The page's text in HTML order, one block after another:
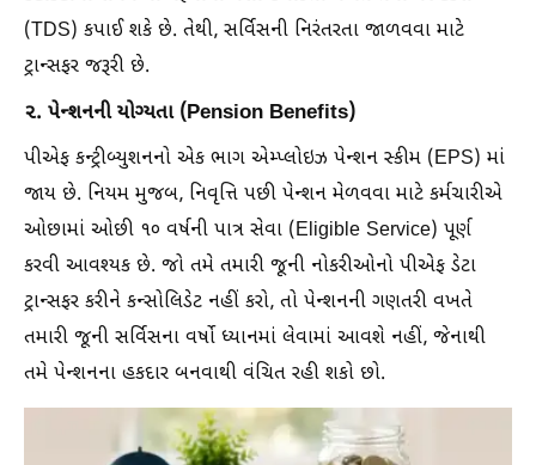
(TDS) કપાઈ શકે છે. તેથી, સર્વિસની નિરંતરતા જાળવવા માટે
ટ્રાન્સફર જરૂરી છે.
૨. પેન્શનની યોગ્યતા (Pension Benefits)
પીએફ કન્ટ્રીબ્યુશનનો એક ભાગ એમ્પ્લોઇઝ પેન્શન સ્કીમ (EPS) માં
જાય છે. નિયમ મુજબ, નિવૃત્તિ પછી પેન્શન મેળવવા માટે કર્મચારીએ
ઓછામાં ઓછી ૧૦ વર્ષની પાત્ર સેવા (Eligible Service) પૂર્ણ
કરવી આવશ્યક છે. જો તમે તમારી જૂની નોકરીઓનો પીએફ ડેટા
ટ્રાન્સફર કરીને કન્સોલિડેટ નહીં કરો, તો પેન્શનની ગણતરી વખતે
તમારી જૂની સર્વિસના વર્ષો ધ્યાનમાં લેવામાં આવશે નહીં, જેનાથી
તમે પેન્શનના હકદાર બનવાથી વંચિત રહી શકો છો.